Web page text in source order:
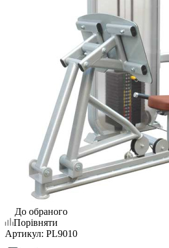
До обраного
Порівняти
Артикул: PL9010